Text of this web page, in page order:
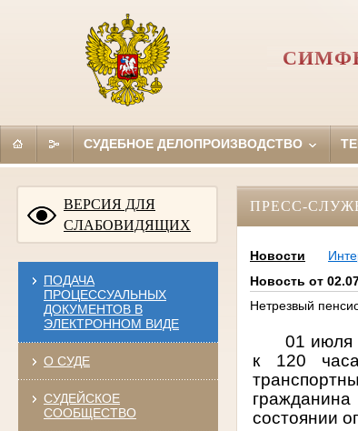
СУДЕБНОЕ ДЕЛОПРОИЗВОДСТВО
ВЕРСИЯ ДЛЯ
СЛАБОВИДЯЩИХ
ПОДАЧА
ПРОЦЕССУАЛЬНЫХ
ДОКУМЕНТОВ В
ЭЛЕКТРОННОМ ВИДЕ
О СУДЕ
СУДЕЙСКОЕ
СООБЩЕСТВО
ПРЕСС-
Новости
Новость от
Нетрезвый
01 июля
к 120
состоянии